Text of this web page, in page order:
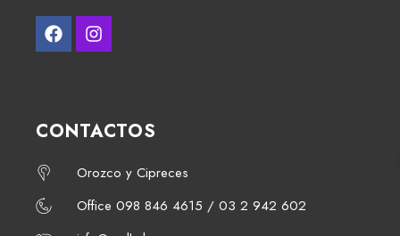
CONTACTOS
Orozco y Cipreces
Office 098 846 4615 / 03 2 942 602